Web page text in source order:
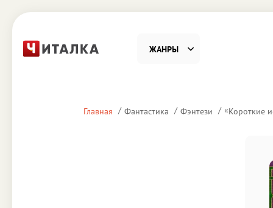
ЖАНРЫ
Главная Фантастика Фэнтези «Короткие